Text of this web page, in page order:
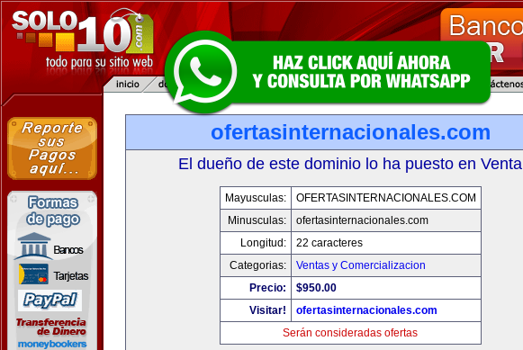
ofertasinternacionales.com
El dueño de este dominio lo ha puesto en Venta
Mayusculas:
OFERTASINTERNACIONALES.COM
Minusculas:
ofertasinternacionales.com
Longitud:
22 caracteres
Categorias:
Ventas y Comercializacion
Precio:
$950.00
Visitar!
ofertasinternacionales.com
Serán consideradas ofertas